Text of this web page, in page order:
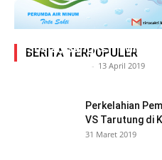
BERITA TERPOPULER
Adegan Ranjang Dua
Sosial, Sang Istri Miliki
- 13 April 2019
Perkelahian
VS Tarutung di
31 Maret 2019